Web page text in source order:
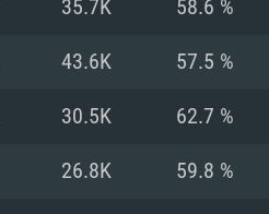
AMD
프로세
메모리:
그래픽
은 지 프로세
픽 드라
프로
메모리
그래픽
35.7K 58.6 %
43.6K 57.5 %
30.5K 62.7 %
26.8K 59.8 %